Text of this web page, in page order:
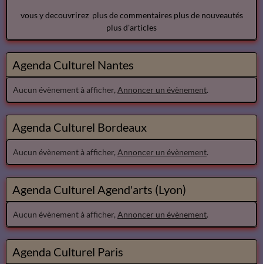
vous y decouvrirez plus de commentaires plus de nouveautés
plus d'articles
Agenda Culturel Nantes
Aucun évènement à afficher, Annoncer un évènement.
Agenda Culturel Bordeaux
Aucun évènement à afficher, Annoncer un évènement.
Agenda Culturel Agend'arts (Lyon)
Aucun évènement à afficher, Annoncer un évènement.
Agenda Culturel Paris